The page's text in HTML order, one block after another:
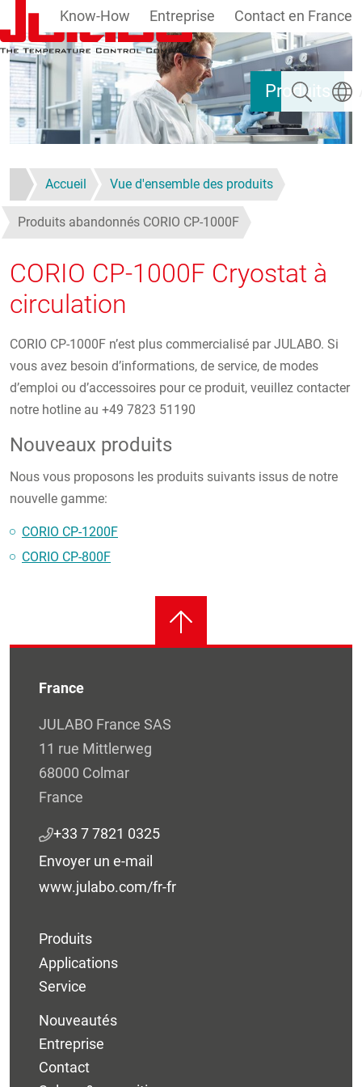
Aller au contenu principal
Produits
Know-How Entreprise Contact en France
Rechercher
Accueil Vue d'ensemble des produits
Produits abandonnés CORIO CP-1000F
CORIO CP-1000F Cryostat à
circulation
CORIO CP-1000F n’est plus commercialisé par JULABO. Si
vous avez besoin d’informations, de service, de modes
d’emploi ou d’accessoires pour ce produit, veuillez contacter
notre hotline au +49 7823 51190
Nouveaux produits
Nous vous proposons les produits suivants issus de notre
nouvelle gamme:
CORIO CP-1200F
CORIO CP-800F
France
JULABO France SAS
11 rue Mittlerweg
68000 Colmar
France
+33 7 7821 0325
Envoyer un e-mail
www.julabo.com/fr-fr
Produits
Applications
Service
Nouveautés
Entreprise
Contact